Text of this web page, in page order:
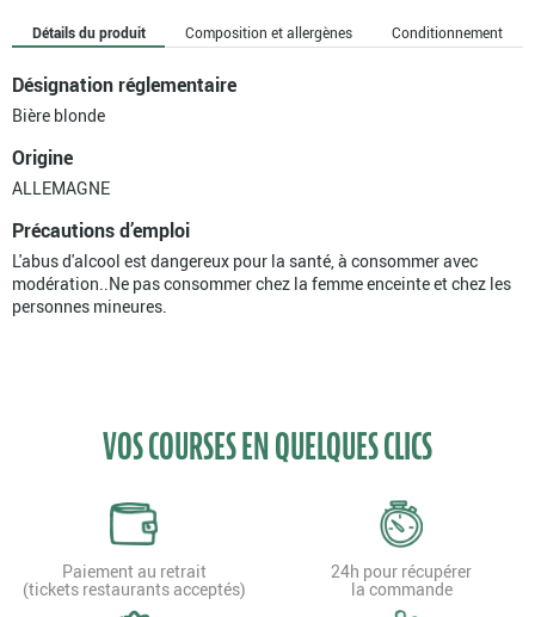
Détails du produit Composition et allergènes Conditionnement
Désignation réglementaire
Bière blonde
Origine
ALLEMAGNE
Précautions d’emploi
L'abus d'alcool est dangereux pour la santé, à consommer avec
modération..Ne pas consommer chez la femme enceinte et chez les
personnes mineures.
VOS COURSES EN QUELQUES CLICS
Paiement au retrait
(tickets restaurants acceptés)
24h pour récupérer
la commande